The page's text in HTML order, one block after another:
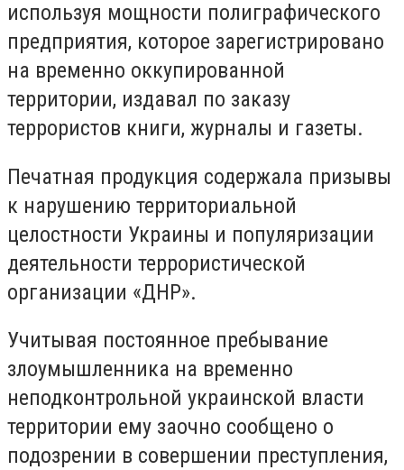
используя мощности полиграфического
предприятия, которое зарегистрировано
на временно оккупированной
территории, издавал по заказу
террористов книги, журналы и газеты.
Печатная продукция содержала призывы
к нарушению территориальной
целостности Украины и популяризации
деятельности террористической
организации «ДНР».
Учитывая постоянное пребывание
злоумышленника на временно
неподконтрольной украинской власти
территории ему заочно сообщено о
подозрении в совершении преступления,